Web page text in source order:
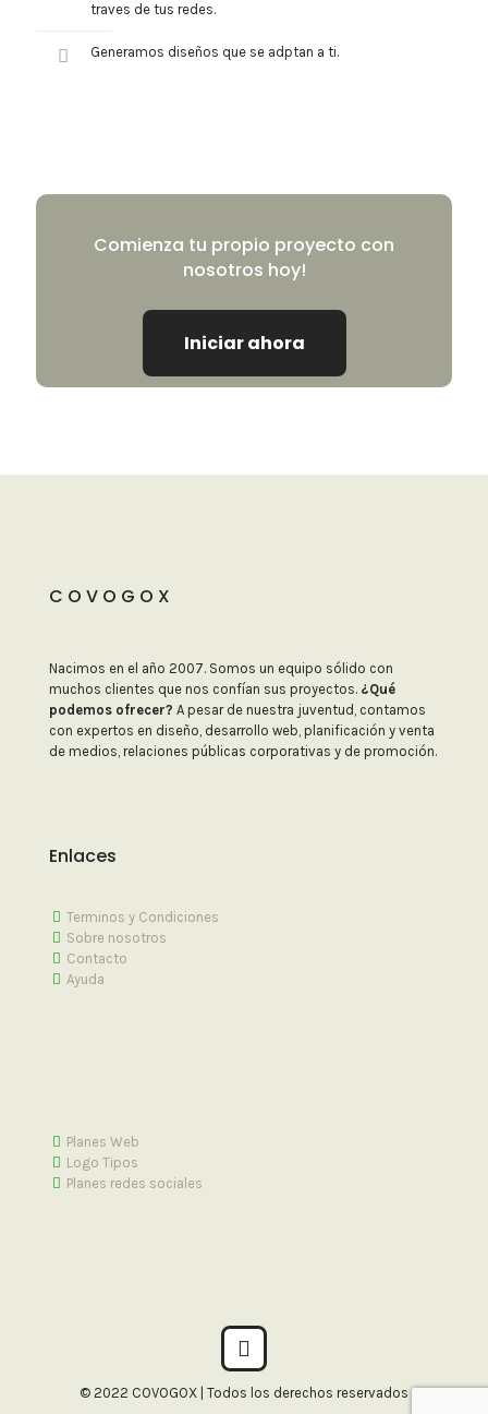
traves de tus redes.
Generamos diseños que se adptan a ti.
Comienza tu propio proyecto con
nosotros hoy!
Iniciar ahora
C O V O G O X
Nacimos en el año 2007. Somos un equipo sólido con
muchos clientes que nos confían sus proyectos. ¿Qué
podemos ofrecer? A pesar de nuestra juventud, contamos
con expertos en diseño, desarrollo web, planificación y venta
de medios, relaciones públicas corporativas y de promoción.
Enlaces
Terminos y Condiciones
Sobre nosotros
Contacto
Ayuda
Planes Web
Logo Tipos
Planes redes sociales
© 2022 COVOGOX | Todos los derechos reservados